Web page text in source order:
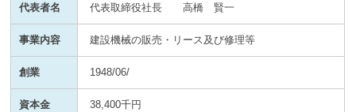
代表者名 代表取締役社長 高橋 賢一
事業内容 建設機械の販売・リース及び修理等
創業 1948/06/
資本金 38,400千円